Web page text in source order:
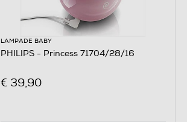
LAMPADE BABY
PHILIPS - Princess 71704/28/16
€ 39,90